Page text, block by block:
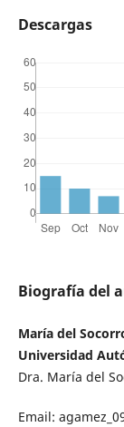
Descargas
Biografía del
María del
Universidad
Dra. María del
Email: